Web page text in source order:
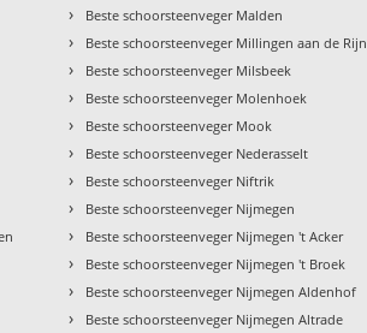
› Beste schoorsteenveger Malden
› Beste schoorsteenveger Millingen aan de Rijn
› Beste schoorsteenveger Milsbeek
› Beste schoorsteenveger Molenhoek
› Beste schoorsteenveger Mook
› Beste schoorsteenveger Nederasselt
› Beste schoorsteenveger Niftrik
› Beste schoorsteenveger Nijmegen
› Beste schoorsteenveger Nijmegen 't Acker
› Beste schoorsteenveger Nijmegen 't Broek
› Beste schoorsteenveger Nijmegen Aldenhof
› Beste schoorsteenveger Nijmegen Altrade